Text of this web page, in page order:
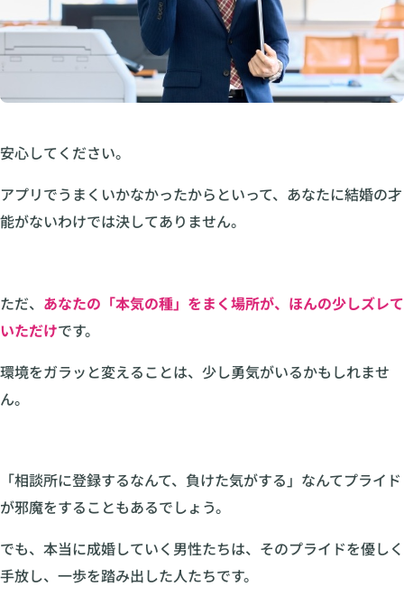
安心してください。
アプリでうまくいかなかったからといって、あなたに結婚の才
能がないわけでは決してありません。
ただ、 あなたの「本気の種」をまく場所が、ほんの少しズレて
いただけです。
環境をガラッと変えることは、少し勇気がいるかもしれませ
ん。
「相談所に登録するなんて、負けた気がする」なんてプライド
が邪魔をすることもあるでしょう。
でも、本当に成婚していく男性たちは、そのプライドを優しく
手放し、一歩を踏み出した人たちです。